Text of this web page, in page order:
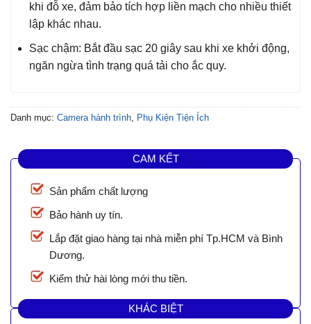
khi đỗ xe, đảm bảo tích hợp liền mạch cho nhiều thiết
lập khác nhau.
Sạc chậm: Bắt đầu sạc 20 giây sau khi xe khởi động,
ngăn ngừa tình trạng quá tải cho ắc quy.
Danh mục: Camera hành trình, Phụ Kiện Tiện Ích
CAM KẾT
Sản phẩm chất lượng
Bảo hành uy tín.
Lắp đặt giao hàng tại nhà miễn phí Tp.HCM và Bình
Dương.
Kiểm thử hài lòng mới thu tiền.
KHÁC BIỆT